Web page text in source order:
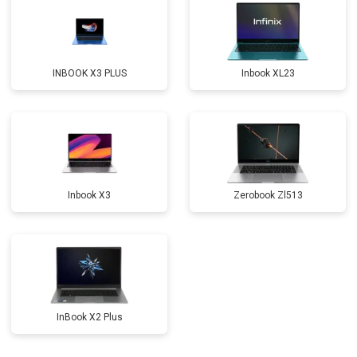
Замена северного моста от 3500 ₽
от 3990 ₽ Заказать
INBOOK X3 PLUS Inbook XL23
Inbook X3 Zerobook Zl513
InBook X2 Plus